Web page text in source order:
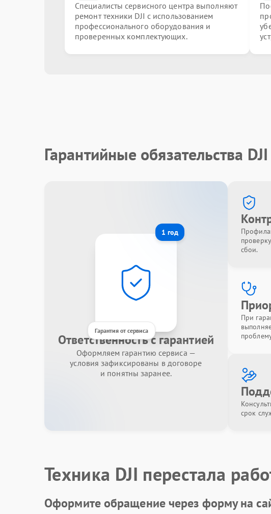
Специалисты сервисного центра выполняют
ремонт техники DJI с использованием
профессионального оборудования и
проверенных комплектующих.
Гарантийные обязательства
1 год
Гарантия от сервиса
Ответственность с гарантией
Оформляем гарантию сервиса —
условия зафиксированы в договоре
и понятны заранее.
сбои.
При
срок
Техника DJI перестала
Оформите обращение через форму на